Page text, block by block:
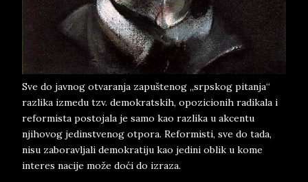
Sve do javnog otvaranja zapuštenog „srpskog pitanja“
razlika izmedu tzv. demokratskih, opozicionih radikala i
reformista postojala je samo kao razlika u akcentu
njihovog jedinstvenog otpora. Reformisti, sve do tada,
nisu zaboravljali demokratiju kao jedini oblik u kome
interes nacije može doći do izraza.